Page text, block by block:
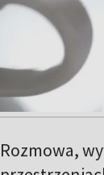
Rozmowa,